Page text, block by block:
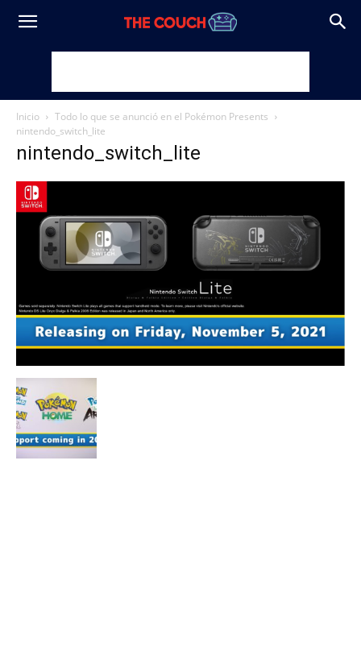
Inicio
Todo lo que se anunció en el Pokémon Presents
nintendo_switch_lite
nintendo_switch_lite